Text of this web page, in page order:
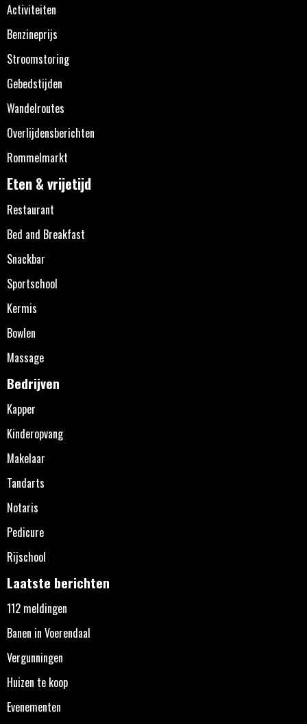
Activiteiten
Benzineprijs
Stroomstoring
Gebedstijden
Wandelroutes
Overlijdensberichten
Rommelmarkt
Eten & vrijetijd
Restaurant
Bed and Breakfast
Snackbar
Sportschool
Kermis
Bowlen
Massage
Bedrijven
Kapper
Kinderopvang
Makelaar
Tandarts
Notaris
Pedicure
Rijschool
Laatste berichten
112 meldingen
Banen in Voerendaal
Vergunningen
Huizen te koop
Evenementen